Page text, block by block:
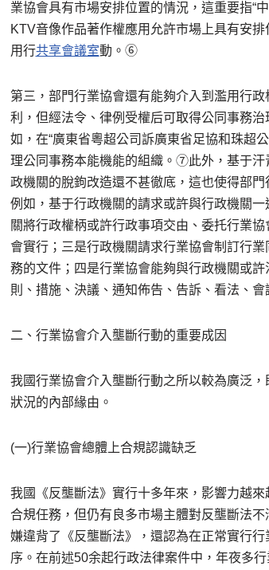
業協會具有市場安排位置的情況，這重要指“
KTV音像作品著作權應用允許市場上具有安
用行共享會議室動。⑥
第三，部門行業協會還有能夠介入到濫用行
利，但經法令、律例受權后可取得公同事務
如，在“廣東省粵超公司訴廣東省足協和珠超
理公同事務本能機能的組織。⑦此外，基于
政機關的脫鉤改造還不甚徹底，這也使得部
例如，基于行政機關的請求或許與行政機關
關將行政權柄或許行政事項交由、委托行業
會實行；三是行政機關請求行業協會制訂行
務的文件；四是行業協會能夠與行政機關或
則、措施、決議、通知佈告、告訴、看法、
二、行業協會介入壟斷行動的重要成因
我國行業協會介入壟斷行動之所以較為廣泛
狀況的內部緣由。
(一)行業協會總體上合規認識缺乏
我國《反壟斷法》實行十多年來，影響力越
合規任務，但仍有良多市場主體對反壟斷法
嫌違背了《反壟斷法》，還認為在正常實行
序。在前述50余起行政法律案件中，年夜多